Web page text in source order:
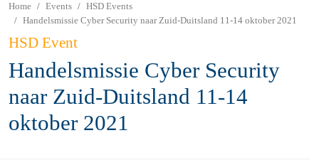
Home Events
HSD Events
Handelsmissie Cyber Security naar Zuid-Duitsland 11-14 oktober 2021
HSD Event
Handelsmissie Cyber Security
naar Zuid-Duitsland 11-14
oktober 2021